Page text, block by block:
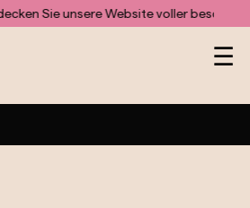
unsere Website voller besonderer
☰